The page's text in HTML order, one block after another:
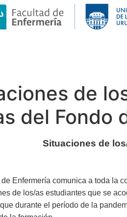
de
del Fondo
Situaciones de
de Enfermería comunica a toda la
de los/as estudiantes que se
durante el período de la